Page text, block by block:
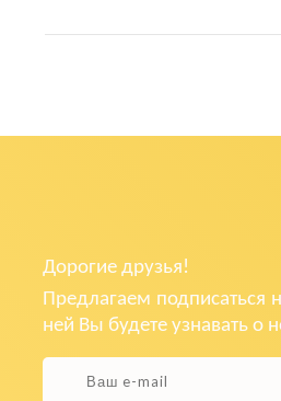
Дорогие друзья!
Предлагаем подписаться
ней Вы будете узнавать о